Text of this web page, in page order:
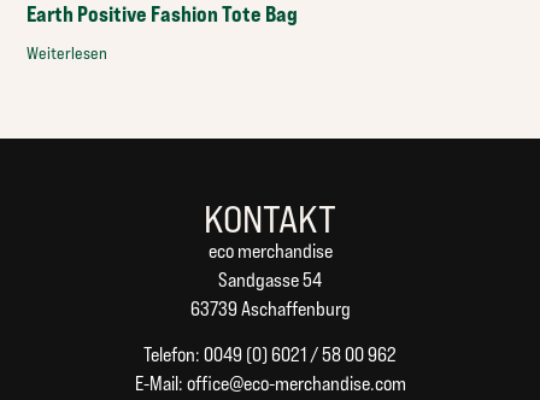
Earth Positive Fashion Tote Bag
Weiterlesen
KONTAKT
eco merchandise
Sandgasse 54
63739 Aschaffenburg
Telefon: 0049 (0) 6021 / 58 00 962
E-Mail: office@eco-merchandise.com